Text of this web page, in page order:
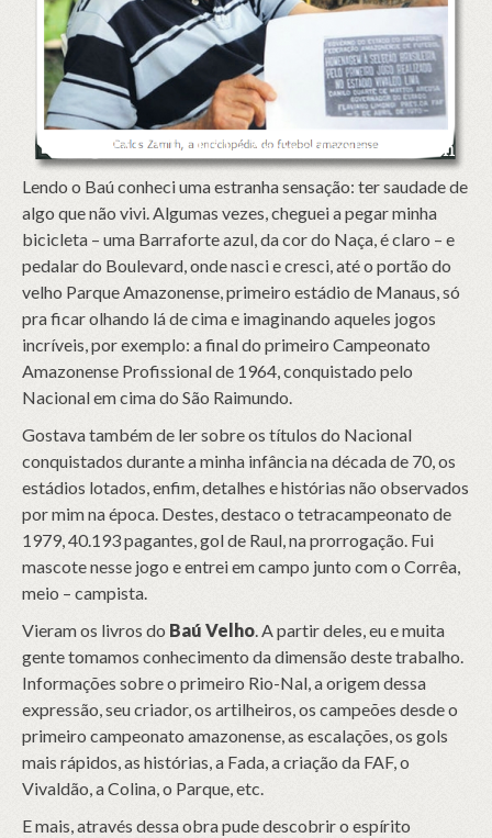
Lendo o Baú conheci uma estranha sensação: ter saudade de
algo que não vivi. Algumas vezes, cheguei a pegar minha
bicicleta – uma Barraforte azul, da cor do Naça, é claro – e
pedalar do Boulevard, onde nasci e cresci, até o portão do
velho Parque Amazonense, primeiro estádio de Manaus, só
pra ficar olhando lá de cima e imaginando aqueles jogos
incríveis, por exemplo: a final do primeiro Campeonato
Amazonense Profissional de 1964, conquistado pelo
Nacional em cima do São Raimundo.
Gostava também de ler sobre os títulos do Nacional
conquistados durante a minha infância na década de 70, os
estádios lotados, enfim, detalhes e histórias não observados
por mim na época. Destes, destaco o tetracampeonato de
1979, 40.193 pagantes, gol de Raul, na prorrogação. Fui
mascote nesse jogo e entrei em campo junto com o Corrêa,
meio – campista.
Vieram os livros do Baú Velho. A partir deles, eu e muita
gente tomamos conhecimento da dimensão deste trabalho.
Informações sobre o primeiro Rio-Nal, a origem dessa
expressão, seu criador, os artilheiros, os campeões desde o
primeiro campeonato amazonense, as escalações, os gols
mais rápidos, as histórias, a Fada, a criação da FAF, o
Vivaldão, a Colina, o Parque, etc.
E mais, através dessa obra pude descobrir o espírito